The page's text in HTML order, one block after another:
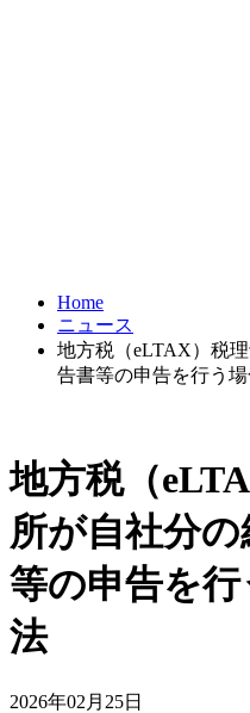
Home
ニュース
地方税（eLTAX）税
告書等の申告を行う
地方税（
所が自社分
等の申告を
法
2026年02月25日